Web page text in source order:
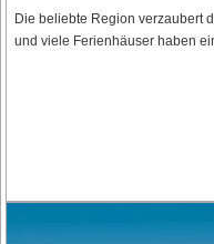
Die beliebte Region verzaubert
und viele Ferienhäuser haben